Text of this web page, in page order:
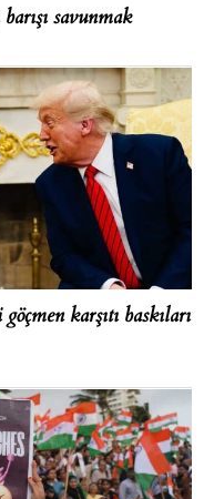
savunmak
karşıtı baskıları